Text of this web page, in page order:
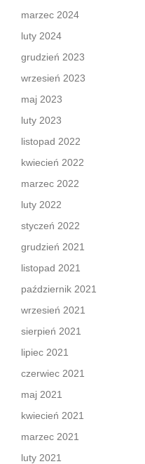
marzec 2024
luty 2024
grudzień 2023
wrzesień 2023
maj 2023
luty 2023
listopad 2022
kwiecień 2022
marzec 2022
luty 2022
styczeń 2022
grudzień 2021
listopad 2021
październik 2021
wrzesień 2021
sierpień 2021
lipiec 2021
czerwiec 2021
maj 2021
kwiecień 2021
marzec 2021
luty 2021